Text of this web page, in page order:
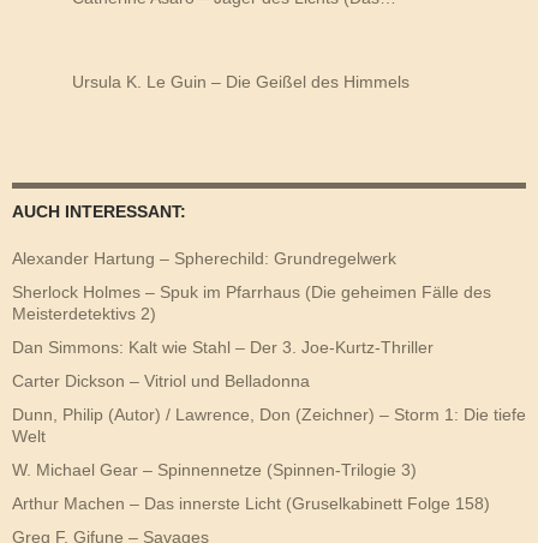
Ursula K. Le Guin – Die Geißel des Himmels
AUCH INTERESSANT:
Alexander Hartung – Spherechild: Grundregelwerk
Sherlock Holmes – Spuk im Pfarrhaus (Die geheimen Fälle des
Meisterdetektivs 2)
Dan Simmons: Kalt wie Stahl – Der 3. Joe-Kurtz-Thriller
Carter Dickson – Vitriol und Belladonna
Dunn, Philip (Autor) / Lawrence, Don (Zeichner) – Storm 1: Die tiefe
Welt
W. Michael Gear – Spinnennetze (Spinnen-Trilogie 3)
Arthur Machen – Das innerste Licht (Gruselkabinett Folge 158)
Greg F. Gifune – Savages